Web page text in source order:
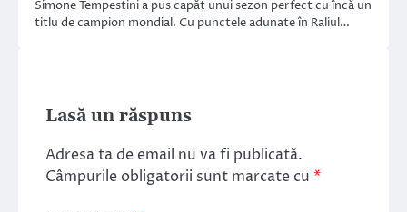
Simone Tempestini a pus capăt unui sezon perfect cu încă un
titlu de campion mondial. Cu punctele adunate în Raliul…
Lasă un răspuns
Adresa ta de email nu va fi publicată.
Câmpurile obligatorii sunt marcate cu *